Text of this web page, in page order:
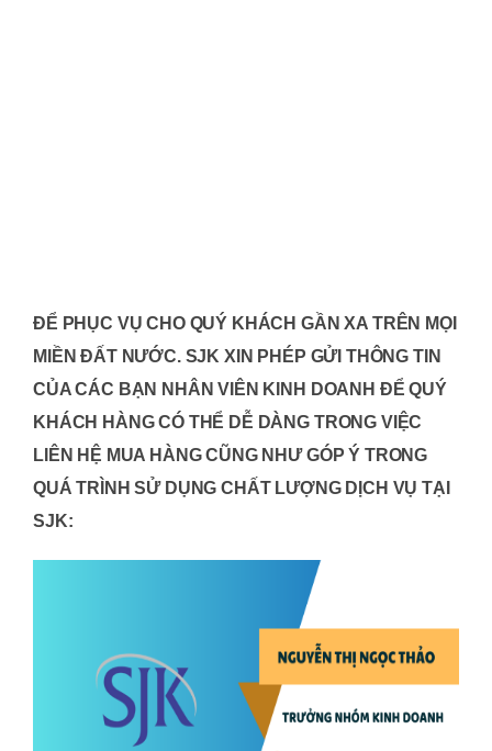
ĐỂ PHỤC VỤ CHO QUÝ KHÁCH GẦN XA TRÊN MỌI
MIỀN ĐẤT NƯỚC. SJK XIN PHÉP GỬI THÔNG TIN
CỦA CÁC BẠN NHÂN VIÊN KINH DOANH ĐỂ QUÝ
KHÁCH HÀNG CÓ THỂ DỄ DÀNG TRONG VIỆC
LIÊN HỆ MUA HÀNG CŨNG NHƯ GÓP Ý TRONG
QUÁ TRÌNH SỬ DỤNG CHẤT LƯỢNG DỊCH VỤ TẠI
SJK: